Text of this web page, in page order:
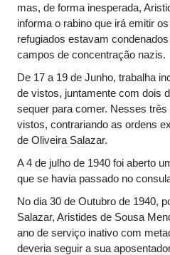
mas, de forma inesperada,
informa o rabino que irá emitir
refugiados estavam
campos de concentração nazis.
De 17 a 19 de Junho, trabalha
de vistos, juntamente com dois
sequer para comer. Nesses
vistos, contrariando as ordens
de Oliveira Salazar.
A 4 de julho de 1940 foi aberto
que se havia passado no
No dia 30 de Outubro de 1940,
Salazar, Aristides de Sousa
ano de serviço inativo com
deveria seguir a sua